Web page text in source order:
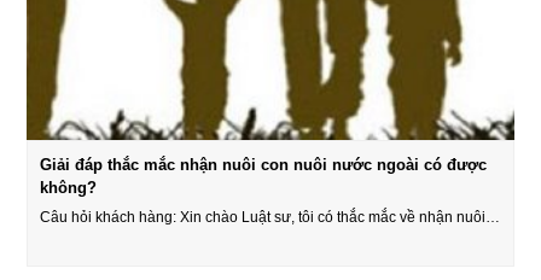
Giải đáp thắc mắc nhận nuôi con nuôi nước ngoài có được
không?
Câu hỏi khách hàng: Xin chào Luật sư, tôi có thắc mắc về nhận nuôi…